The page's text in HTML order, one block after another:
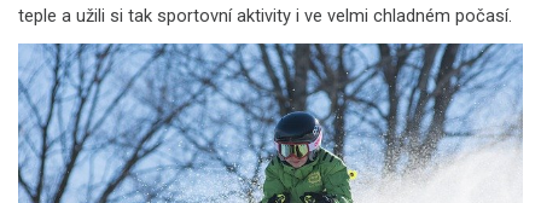
teple a užili si tak sportovní aktivity i ve velmi chladném počasí.